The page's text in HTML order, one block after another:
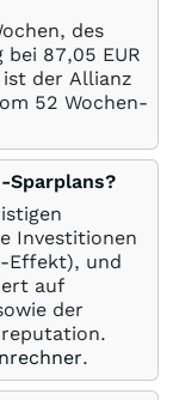
des
bei 87,05 EUR
der Allianz
52 Wochen-
Sparplans?
Investitionen
Effekt), und
auf
der
.